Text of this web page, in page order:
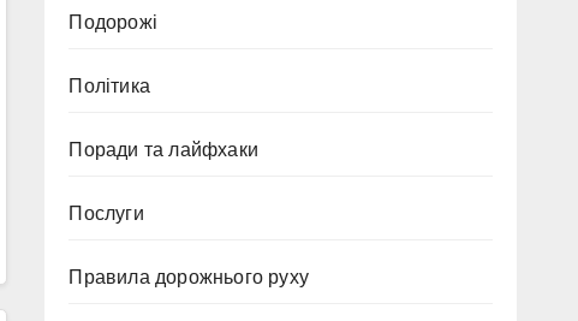
Подорожі
Політика
Поради та лайфхаки
Послуги
Правила дорожнього руху